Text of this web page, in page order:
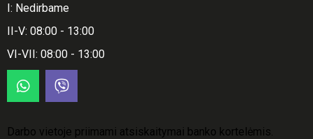
I: Nedirbame
II-V: 08:00 - 13:00
VI-VII: 08:00 - 13:00
Darbo vietoje priimami atsiskaitymai banko kortelėmis.